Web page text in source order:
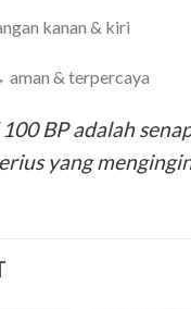
kanan & kiri
aman & terpercaya
BP adalah
yang